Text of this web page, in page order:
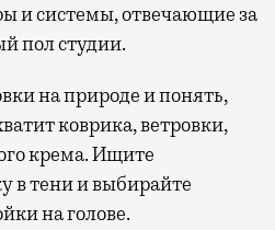
и системы, отвечающие за
пол студии.
на природе и понять,
коврика, ветровки,
крема. Ищите
в тени и выбирайте
на голове.